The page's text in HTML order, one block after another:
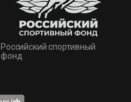
Российский спортивный
фонд